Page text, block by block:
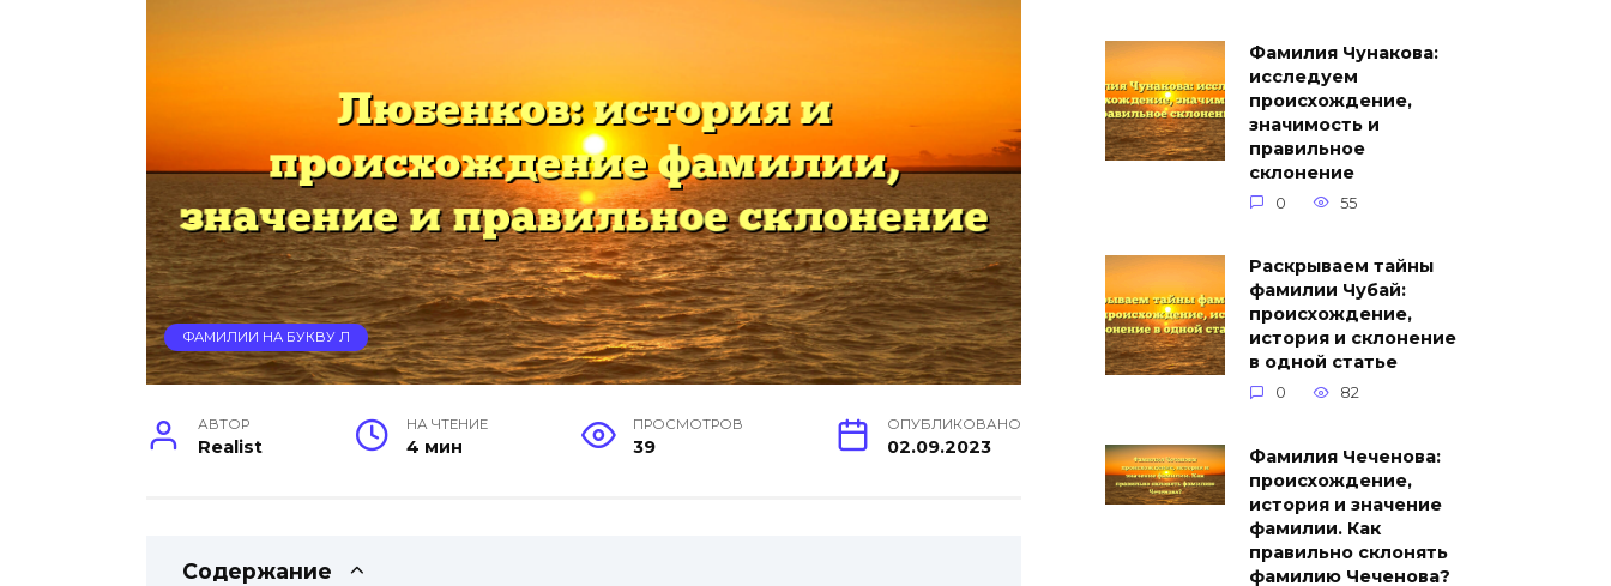
ФАМИЛИИ НА БУКВУ Л
АВТОР
Realist
НА ЧТЕНИЕ
4 мин
ПРОСМОТРОВ
39
ОПУБЛИКОВАНО
02.09.2023
Содержание
Фамилия Чунакова:
исследуем
происхождение,
значимость и
правильное
склонение
0 55
Раскрываем тайны
фамилии Чубай:
происхождение,
история и склонение
в одной статье
0 82
Фамилия Чеченова:
происхождение,
история и значение
фамилии. Как
правильно склонять
фамилию Чеченова?